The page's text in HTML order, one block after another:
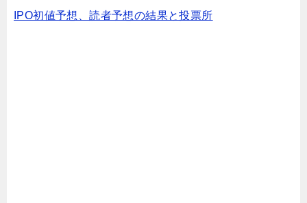
IPO初値予想、読者予想の結果と投票所